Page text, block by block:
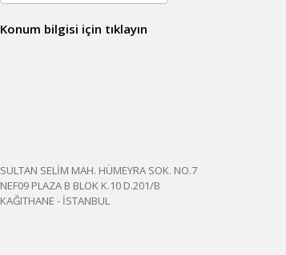
Konum bilgisi için tıklayın
SULTAN SELİM MAH. HÜMEYRA SOK. NO.7
NEF09 PLAZA B BLOK K.10 D.201/B
KAĞITHANE - İSTANBUL